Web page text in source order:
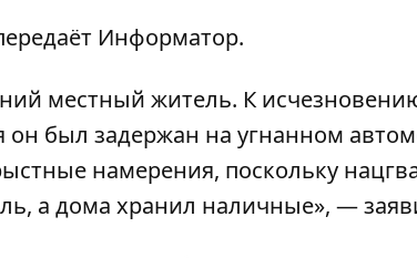
Информатор.
местный житель. К
был задержан на угнанном
намерения, поскольку
а дома хранил наличные», —